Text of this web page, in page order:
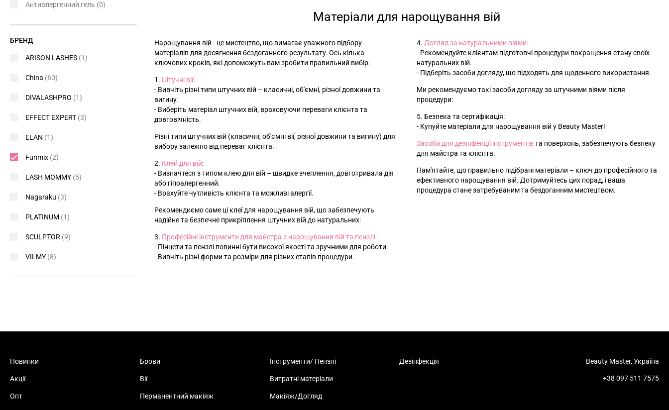
Матеріали для нарощування вій
Нарощування вій - це мистецтво, що вимагає уважного підбору
матеріалів для досягнення бездоганного результату. Ось кілька
ключових кроків, які допоможуть вам зробити правильний вибір:
1. Штучні вії:
- Вивчіть різні типи штучних вій – класичні, об'ємні, різної довжини та
вигину.
- Виберіть матеріал штучних вій, враховуючи переваги клієнта та
довговічність.
Різні типи штучних вій (класичні, об'ємні вії, різної довжини та вигину) для
вибору залежно від переваг клієнта.
2. Клей для вій:
- Визначтеся з типом клею для вій – швидке зчеплення, довготривала дія
або гіпоалергенний.
- Врахуйте чутливість клієнта та можливі алергії.
Рекомендкємо саме ці клеї для нарощування вій, що забезпечують
надійне та безпечне прикріплення штучних вій до натуральних:
3. Професійні інструменти для майстра з нарощування вій та пензлі:
- Пінцети та пензлі повинні бути високої якості та зручними для роботи.
- Вивчіть різні форми та розміри для різних етапів процедури.
4. Догляд за натуральними віями:
- Рекомендуйте клієнтам підготовчі процедури покращення стану своїх
натуральних вій.
- Підберіть засоби догляду, що підходять для щоденного використання.
Ми рекомендуємо такі засоби догляду за штучними віями після
процедури:
5. Безпека та сертифікація:
- Купуйте матеріали для нарощування вій у Beauty Master!
Засоби для дезінфекції інструментівта поверхонь, забезпечують безпеку
для майстра та клієнта.
Пам'ятайте, що правильно підібрані матеріали – ключ до професійного та
ефективного нарощування вій. Дотримуйтесь цих порад, і ваша
процедура стане затребуваним та бездоганним мистецтвом.
Антиалергенний гель (0)
БРЕНД
ARISON LASHES (1)
China (60)
DIVALASHPRO (1)
EFFECT EXPERT (3)
ELAN (1)
Funmix (2)
LASH MOMMY (5)
Nagaraku (3)
PLATINUM (1)
SCULPTOR (9)
VILMY (8)
Новинки
Акції
Опт
Брови
Вії
Перманентний макіяж
Інструменти/ Пензлі
Витратні матеріали
Макіяж/Догляд
Дезінфекція Beauty Master, Україна
+38 097 511 7575